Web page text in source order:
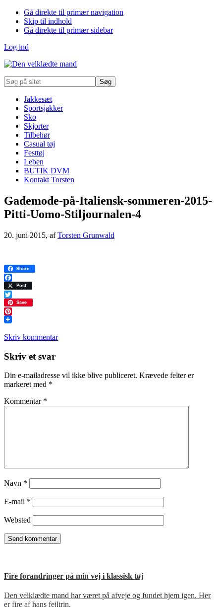
Gå direkte til primær navigation
Skip til indhold
Gå direkte til primær sidebar
Log ind
Søg
på
Jakkesæt
Sportsjakker
Sko
Skjorter
Tilbehør
Casual tøj
Festtøj
Leben
BUTIK DVM
Kontakt Torsten
Gademode-på-Italiensk-sommeren-2015-
Pitti-Uomo-Stiljournalen-4
20. juni 2015, afTorsten Grunwald
Share
Facebook
Post
Twitter
Save
Pinterest
Skriv kommentar
Læserinteraktioner
Skriv et svar
Din e-mailadresse vil ikke blive publiceret. Krævede felter er
markeret med *
Kommentar *
Navn *
E-mail *
Websted
Fire forandringer på min vej i klassisk tøj
Den velklædte mand har været på afveje og fundet hjem igen. Her
er fire af hans fejltrin.